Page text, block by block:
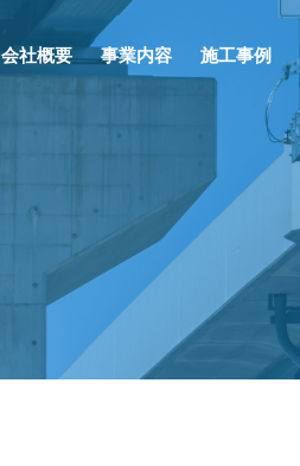
会社概要 事業内容 施工事例